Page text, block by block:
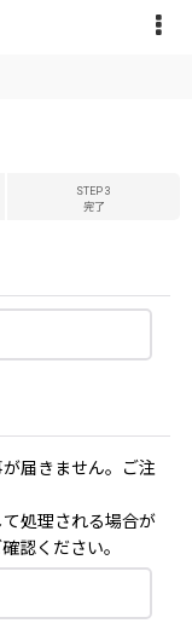
STEP 3
完了
届きません。ご注
処理される場合が
認ください。